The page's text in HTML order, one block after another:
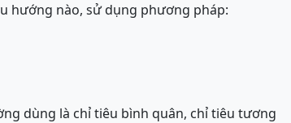
hướng nào, sử dụng phương pháp:
dùng là chỉ tiêu bình quân, chỉ tiêu tương